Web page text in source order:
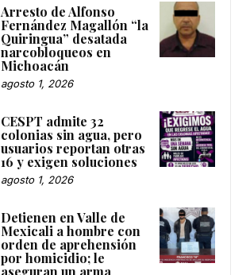
Arresto de Alfonso
Fernández Magallón “la
Quiringua” desatada
narcobloqueos en
Michoacán
agosto 1, 2026
CESPT admite 32
colonias sin agua, pero
usuarios reportan otras
16 y exigen soluciones
agosto 1, 2026
Detienen en Valle de
Mexicali a hombre con
orden de aprehensión
por homicidio; le
aseguran un arma